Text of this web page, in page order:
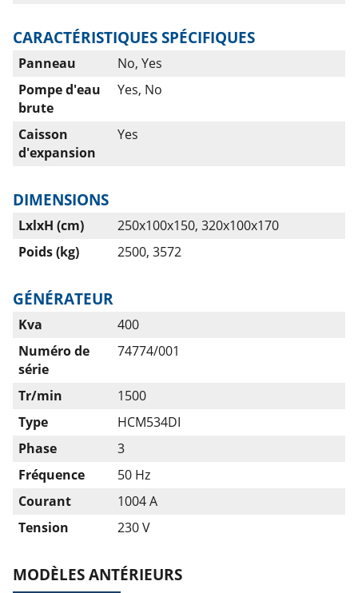
CARACTÉRISTIQUES SPÉCIFIQUES
Panneau
No, Yes
Pompe d'eau
brute
Yes, No
Caisson
d'expansion
Yes
DIMENSIONS
LxlxH (cm)
250x100x150, 320x100x170
Poids (kg)
2500, 3572
GÉNÉRATEUR
Kva
400
Numéro de
série
74774/001
Tr/min
1500
Type
HCM534DI
Phase
3
Fréquence
50 Hz
Courant
1004 A
Tension
230 V
MODÈLES ANTÉRIEURS